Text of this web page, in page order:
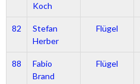
Koch
82
Stefan
Herber
Flügel
88
Fabio
Brand
Flügel